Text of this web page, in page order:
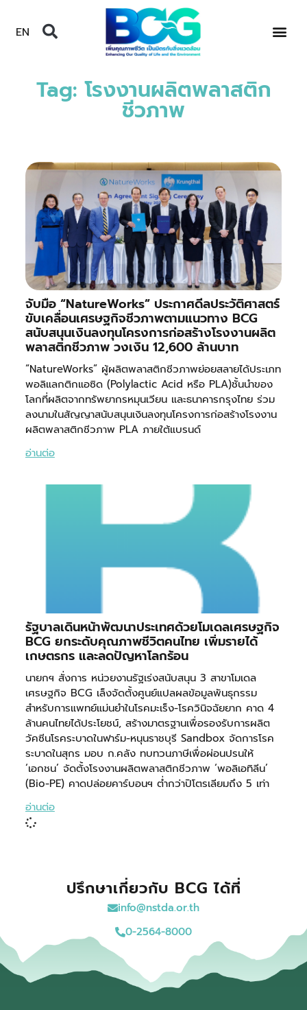
EN
Tag: โรงงานผลิตพลาสติก
ชีวภาพ
จับมือ “NatureWorks” ประกาศดีลประวัติศาสตร์
ขับเคลื่อนเศรษฐกิจชีวภาพตามแนวทาง BCG
สนับสนุนเงินลงทุนโครงการก่อสร้างโรงงานผลิต
พลาสติกชีวภาพ วงเงิน 12,600 ล้านบาท
“NatureWorks” ผู้ผลิตพลาสติกชีวภาพย่อยสลายได้ประเภท
พอลิแลกติกแอซิด (Polylactic Acid หรือ PLA)ชั้นนําของ
โลกที่ผลิตจากทรัพยากรหมุนเวียน และธนาคารกรุงไทย ร่วม
ลงนามในสัญญาสนับสนุนเงินลงทุนโครงการก่อสร้างโรงงาน
ผลิตพลาสติกชีวภาพ PLA ภายใต้แบรนด์
อ่านต่อ
รัฐบาลเดินหน้าพัฒนาประเทศด้วยโมเดลเศรษฐกิจ
BCG ยกระดับคุณภาพชีวิตคนไทย เพิ่มรายได้
เกษตรกร และลดปัญหาโลกร้อน
นายกฯ สั่งการ หน่วยงานรัฐเร่งสนับสนุน 3 สาขาโมเดล
เศรษฐกิจ BCG เล็งจัดตั้งศูนย์แปลผลข้อมูลพันธุกรรม
สำหรับการแพทย์แม่นยำในโรคมะเร็ง-โรควินิจฉัยยาก คาด 4
ล้านคนไทยได้ประโยชน์, สร้างมาตรฐานเพื่อรองรับการผลิต
วัคซีนโรคระบาดในฟาร์ม-หนุนราชบุรี Sandbox จัดการโรค
ระบาดในสุกร มอบ ก.คลัง ทบทวนภาษีเพื่อผ่อนปรนให้
‘เอกชน’ จัดตั้งโรงงานผลิตพลาสติกชีวภาพ ‘พอลิเอทิลีน’
(Bio-PE) คาดปล่อยคาร์บอนฯ ต่ำกว่าปิโตรเลียมถึง 5 เท่า
อ่านต่อ
ปรึกษาเกี่ยวกับ BCG ได้ที่
info@nstda.or.th
0-2564-8000